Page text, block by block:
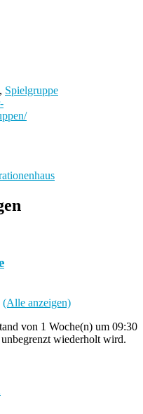
, Spielgruppe
(Alle anzeigen)
von 1 Woche(n) um 09:30
wiederholt wird.